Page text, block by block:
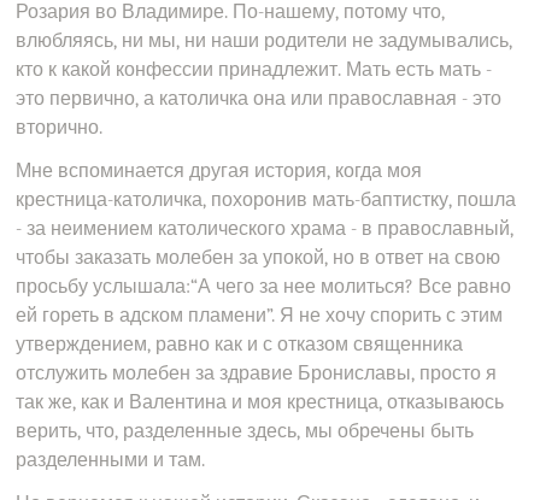
Розария во Владимире. По-нашему, потому что,
влюбляясь, ни мы, ни наши родители не задумывались,
кто к какой конфессии принадлежит. Мать есть мать -
это первично, а католичка она или православная - это
вторично.
Мне вспоминается другая история, когда моя
крестница-католичка, похоронив мать-баптистку, пошла
- за неимением католического храма - в православный,
чтобы заказать молебен за упокой, но в ответ на свою
просьбу услышала:“А чего за нее молиться? Все равно
ей гореть в адском пламени”. Я не хочу спорить с этим
утверждением, равно как и с отказом священника
отслужить молебен за здравие Брониславы, просто я
так же, как и Валентина и моя крестница, отказываюсь
верить, что, разделенные здесь, мы обречены быть
разделенными и там.